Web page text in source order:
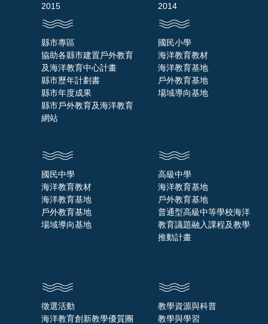
2015
2014
縣市專區
協助各縣市建置戶外教育
及海洋教育中心計畫
縣市歷年計劃書
縣市年度成果
縣市戶外教育及海洋教育
網站
國民小學
海洋教育教材
海洋教育基地
戶外教育基地
場域導向基地
國民中學
海洋教育教材
海洋教育基地
戶外教育基地
場域導向基地
高級中學
海洋教育基地
戶外教育基地
普通型高級中等學校海洋
教育議題融入課程及教學
推動計畫
徵選活動
海洋教育創新教學優質團
教學資源與科普
教學與學習